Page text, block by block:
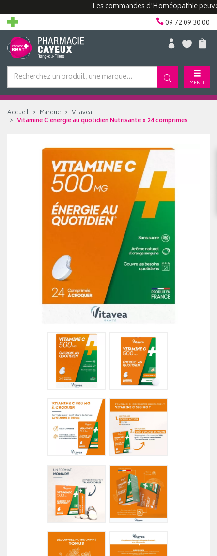
Les commandes d'Homéopathie peuvent
09 72 09 30 00
MENU
Accueil Marque
Vitavea
Vitamine C énergie au quotidien Nutrisanté x 24 comprimés